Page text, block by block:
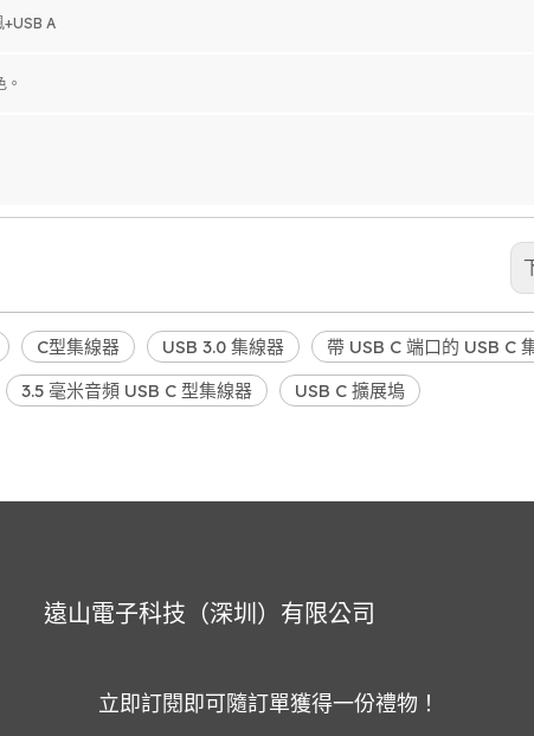
A
C型集線器 USB 3.0 集線器
帶 USB C 端口的 USB C
3.5 毫米音頻 USB C 型集線器 USB C 擴展塢
遠山電子科技（深圳）有限公司
立即訂閱即可隨訂單獲得一份禮物！